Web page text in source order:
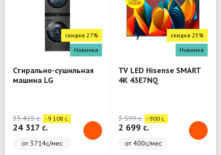
скидка 27%
Новинка
Стирально-сушильная
машина LG
33 425 c. - 9 108 c.
24 317 c.
от 3714с/мес
скидка 25%
Новинка
TV LED Hisense SMART
4K 43E7NQ
3 599 c. - 900 c.
2 699 c.
от 400с/мес